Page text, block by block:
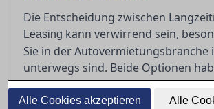
Alle Cookies akzeptieren Alle
Die Entscheidung zwischen
Leasing kann verwirrend sein,
Sie in der Autovermietungsbranche
unterwegs sind. Beide Optionen
spezifische Vorteile und
Kostenstrukturen, die je nach